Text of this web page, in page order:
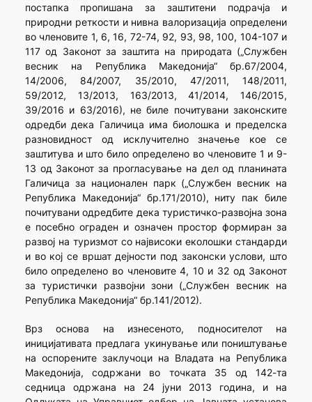
постапка пропишана за заштитени подрачја и
природни реткости и нивна валоризација определени
во членовите 1, 6, 16, 72-74, 92, 93, 98, 100, 104-107 и
117 од Законот за заштита на природата („Службен
весник на Република Македонија“ бр.67/2004,
14/2006, 84/2007, 35/2010, 47/2011, 148/2011,
59/2012, 13/2013, 163/2013, 41/2014, 146/2015,
39/2016 и 63/2016), не биле почитувани законските
одредби дека Галичица има биолошка и пределска
разновидност од исклучително значење кое се
заштитува и што било определено во членовите 1 и 9-
13 од Законот за прогласување на дел од планината
Галичица за национален парк („Службен весник на
Република Македонија“ бр.171/2010), ниту пак биле
почитувани одредбите дека туристичко-развојна зона
е посебно ограден и означен простор формиран за
развој на туризмот со највисоки еколошки стандарди
и во кој се вршат дејности под законски услови, што
било определено во членовите 4, 10 и 32 од Законот
за туристички развојни зони („Службен весник на
Република Македонија“ бр.141/2012).
Врз основа на изнесеното, подносителот на
иницијативата предлага укинување или поништување
на оспорените заклучоци на Владата на Република
Македонија, содржани во точката 35 од 142-та
седница одржана на 24 јуни 2013 година, и на